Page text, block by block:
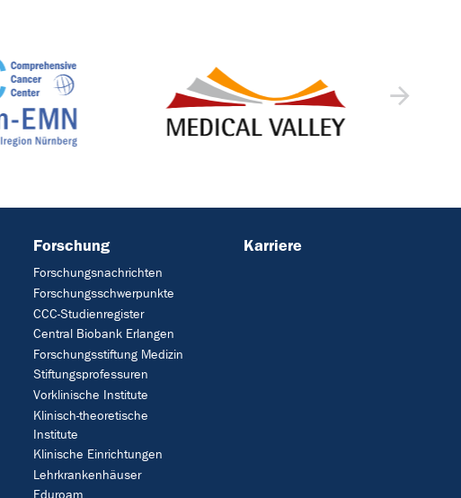
Forschung
Forschungsnachrichten
Forschungsschwerpunkte
CCC-Studienregister
Central Biobank Erlangen
Forschungsstiftung Medizin
Stiftungsprofessuren
Vorklinische Institute
Klinisch-theoretische
Institute
Klinische Einrichtungen
Lehrkrankenhäuser
Karriere